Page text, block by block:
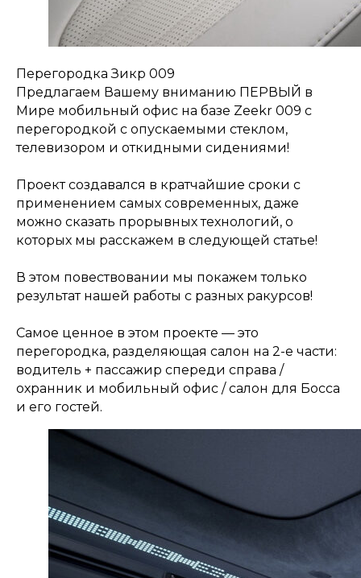
Перегородка Зикр 009
Предлагаем Вашему вниманию ПЕРВЫЙ в
Мире мобильный офис на базе Zeekr 009 с
перегородкой с опускаемыми стеклом,
телевизором и откидными сидениями!
Проект создавался в кратчайшие сроки с
применением самых современных, даже
можно сказать прорывных технологий, о
которых мы расскажем в следующей статье!
В этом повествовании мы покажем только
результат нашей работы с разных ракурсов!
Самое ценное в этом проекте — это
перегородка, разделяющая салон на 2-е части:
водитель + пассажир спереди справа /
охранник и мобильный офис / салон для Босса
и его гостей.